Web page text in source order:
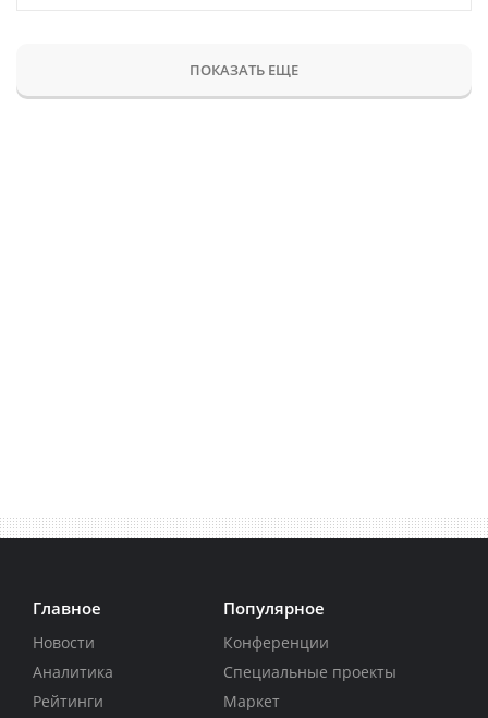
ПОКАЗАТЬ ЕЩЕ
Главное
Новости
Аналитика
Рейтинги
Популярное
Конференции
Специальные проекты
Маркет